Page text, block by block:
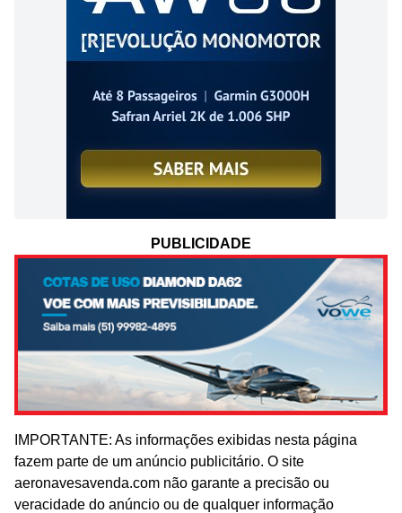
PUBLICIDADE
IMPORTANTE: As informações exibidas nesta página
fazem parte de um anúncio publicitário. O site
aeronavesavenda.com não garante a precisão ou
veracidade do anúncio ou de qualquer informação